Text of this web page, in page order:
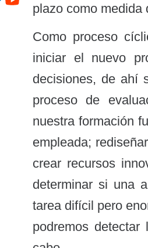
plazo como medida
Como proceso
iniciar el nuevo
decisiones, de ahí
proceso de
nuestra formación
empleada;
crear recursos
determinar si una
tarea difícil pero
podremos